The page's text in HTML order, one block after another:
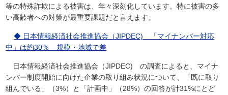
等の特殊詐欺による被害は、年々深刻化しています。特に被害の多
い高齢者への対策が最重要課題だと言えます。
◆ 日本情報経済社会推進協会（JIPDEC) 「マイナンバー対応
中」は約30％ 規模・地域で差
日本情報経済社会推進協会（JIPDEC) の調査によると、マイナ
ンバー制度開始に向けた企業の取り組み状況について、「既に取り
組んでいる」（3%）と「計画中」（28%）の回答が計31%にとど